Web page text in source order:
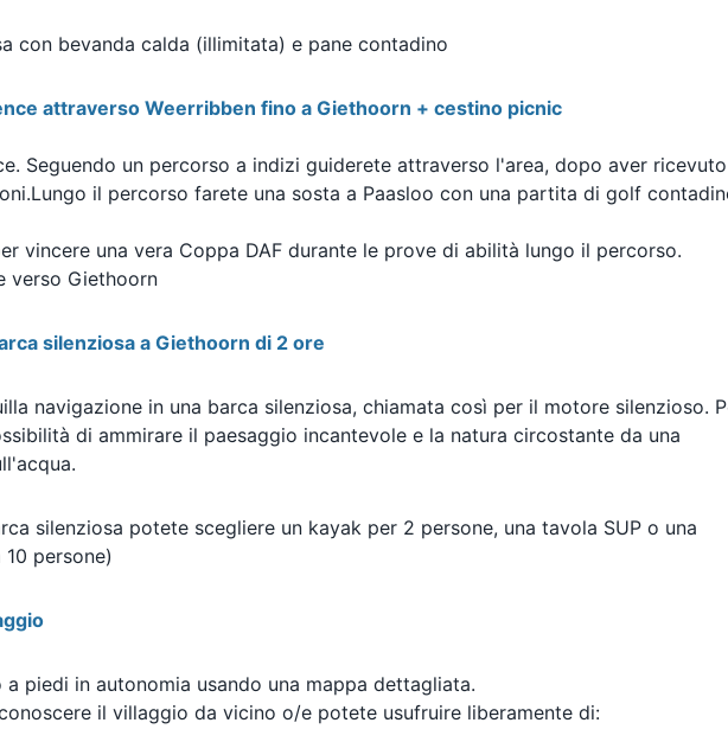
con bevanda calda (illimitata) e pane contadino
attraverso Weerribben fino a Giethoorn + cestino picnic
Seguendo un percorso a indizi guiderete attraverso l'area, dopo aver ricevuto
Lungo il percorso farete una sosta a Paasloo con una partita di golf
vincere una vera Coppa DAF durante le prove di abilità lungo il percorso.
verso Giethoorn
silenziosa a Giethoorn di 2 ore
navigazione in una barca silenziosa, chiamata così per il motore silenzioso.
di ammirare il paesaggio incantevole e la natura circostante da una
silenziosa potete scegliere un kayak per 2 persone, una tavola SUP o una
persone)
piedi in autonomia usando una mappa dettagliata.
il villaggio da vicino o/e potete usufruire liberamente di: